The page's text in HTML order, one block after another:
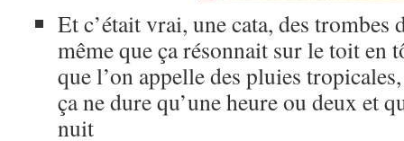
Et c’était vrai, une cata, des trombes
même que ça résonnait sur le toit en
que l’on appelle des pluies
ça ne dure qu’une heure ou deux et
nuit